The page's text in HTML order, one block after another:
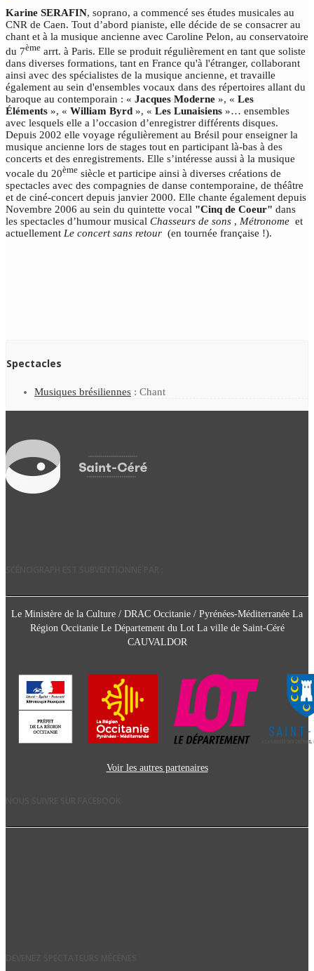
Karine SERAFIN, soprano, a commencé ses études musicales au
CNR de Caen. Tout d’abord pianiste, elle décide de se consacrer au
chant et à la musique ancienne avec Caroline Pelon, au conservatoire
du 7ème arrt. à Paris. Elle se produit régulièrement en tant que soliste
dans diverses formations, tant en France qu'à l'étranger, collaborant
ainsi avec des spécialistes de la musique ancienne, et travaille
également au sein d'ensembles vocaux dans des répertoires allant du
baroque au contemporain : « Jacques Moderne », « Les
Éléments », « William Byrd », « Les Lunaisiens »… ensembles
avec lesquels elle a l’occasion d’enregistrer différents disques.
Depuis 2002 elle voyage régulièrement au Brésil pour enseigner la
musique ancienne lors de stages tout en participant là-bas à des
concerts et des enregistrements. Elle s’intéresse aussi à la musique
vocale du 20ème siècle et participe ainsi à diverses créations de
spectacles avec des compagnies de danse contemporaine, de théâtre
et de ciné-concert depuis janvier 2000. Elle chante également depuis
Novembre 2006 au sein du quintette vocal "Cinq de Coeur" dans
les spectacles d’humour musical Chasseurs de sons , Métronome et
actuellement Le concert sans retour (en tournée française !).
Spectacles
Musiques brésiliennes : Chant
Le Ministère de la Culture / DRAC Occitanie / Pyrénées-Méditerranée La
Région Occitanie Le Département du Lot La ville de Saint-Céré
CAUVALDOR
Voir les autres partenaires